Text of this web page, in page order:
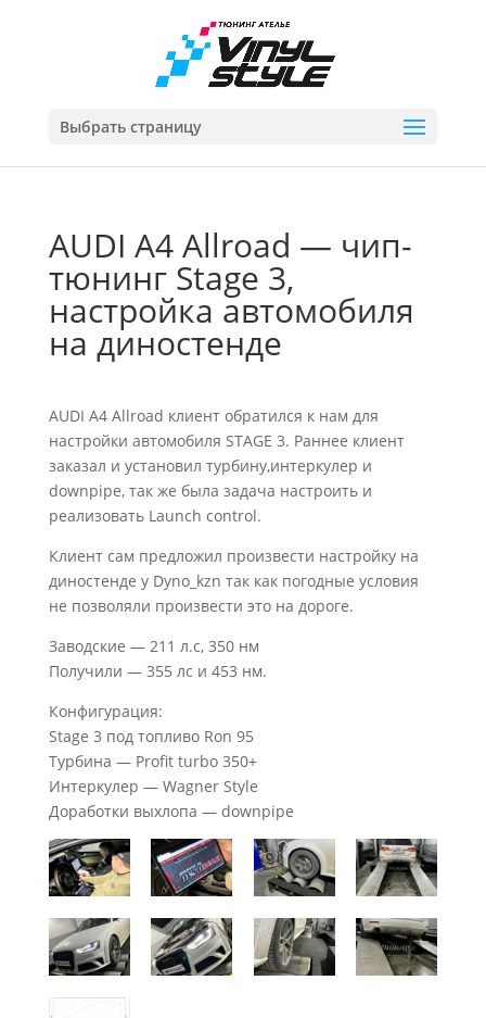
Выбрать страницу
AUDI A4 Allroad — чип-
тюнинг Stage 3,
настройка автомобиля
на диностенде
AUDI A4 Allroad клиент обратился к нам для
настройки автомобиля STAGE 3. Раннее клиент
заказал и установил турбину,интеркулер и
downpipe, так же была задача настроить и
реализовать Launch control.
Клиент сам предложил произвести настройку на
диностенде у Dyno_kzn так как погодные условия
не позволяли произвести это на дороге.
Заводские — 211 л.с, 350 нм
Получили — 355 лс и 453 нм.
Конфигурация:
Stage 3 под топливо Ron 95
Турбина — Profit turbo 350+
Интеркулер — Wagner Style
Доработки выхлопа — downpipe